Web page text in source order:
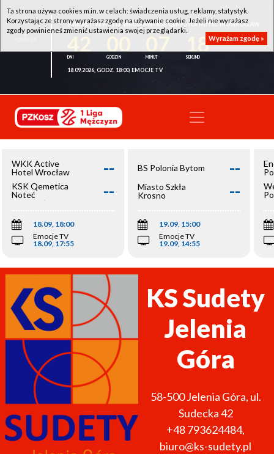
WKK ACTIVE HOTEL WROCŁAW - KSK QEMETICA NOTEĆ INOWROCŁAW
18
18.09.2026, GODZ. 18:00, EMOCJE TV
WKK Active
Hotel Wrocław
--
KSK Qemetica
Noteć
Inowrocław
--
18.09, 18:00
Emocje TV
18.09, 17:55
BS Polonia Bytom --
Miasto Szkła
Krosno
--
19.09, 15:00
Emocje TV
19.09, 14:55
KS Sudety
Jelenia
Góra
58-500 Jelenia Góra, ul.
Sudecka 42
+48 793624484,
biuro@ks-sudety.pl
Ta strona używa cookies m.in. w celach: świadczenia usług, reklamy, statystyk.
Korzystając ze strony wyrażasz zgodę na używanie cookie. Jeżeli nie wyrażasz
zgody powinieneś zmienić ustawienia swojej przeglądarki.
Wyrażam zgodę »